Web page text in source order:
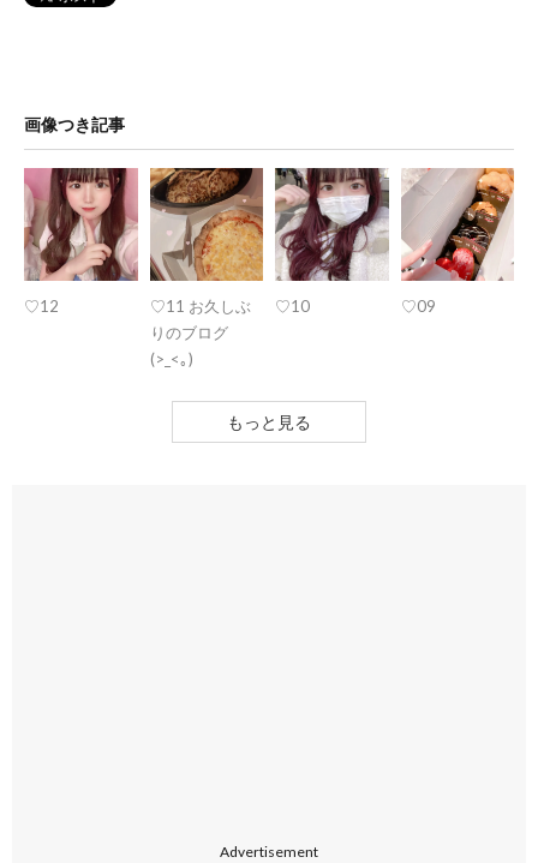
画像つき記事
♡12
♡11 お久しぶ
りのブログ
(>_<｡)
♡10 ♡09
もっと見る
Advertisement